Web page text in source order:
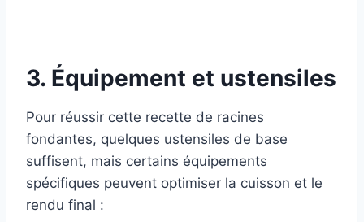
3. Équipement et ustensiles
Pour réussir cette recette de racines
fondantes, quelques ustensiles de base
suffisent, mais certains équipements
spécifiques peuvent optimiser la cuisson et le
rendu final :